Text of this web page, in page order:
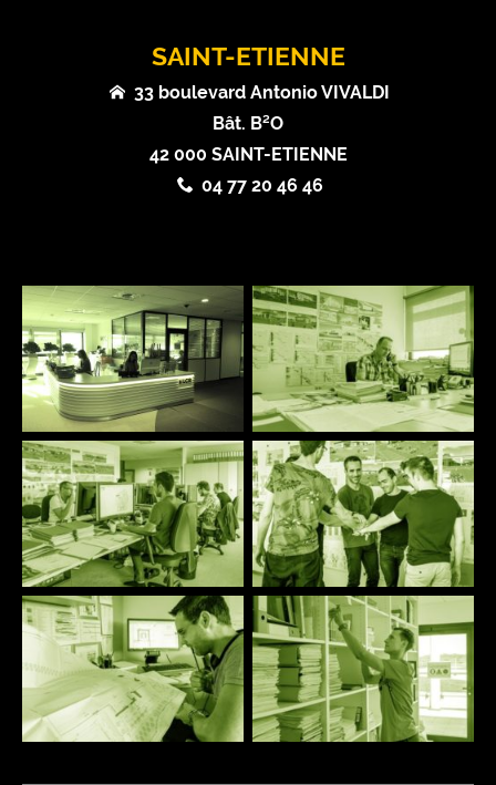
SAINT-ETIENNE
33 boulevard Antonio VIVALDI
Bât. B²O
42 000 SAINT-ETIENNE
04 77 20 46 46